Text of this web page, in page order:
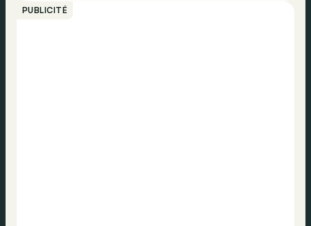
PUBLICITÉ